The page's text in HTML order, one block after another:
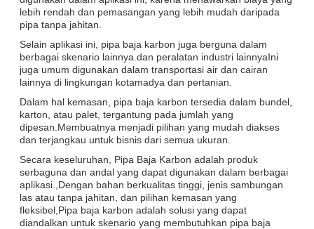
lebih rendah dan pemasangan yang lebih mudah daripada
pipa tanpa jahitan.
Selain aplikasi ini, pipa baja karbon juga berguna dalam
berbagai skenario lainnya.dan peralatan industri lainnyaIni
juga umum digunakan dalam transportasi air dan cairan
lainnya di lingkungan kotamadya dan pertanian.
Dalam hal kemasan, pipa baja karbon tersedia dalam bundel,
karton, atau palet, tergantung pada jumlah yang
dipesan.Membuatnya menjadi pilihan yang mudah diakses
dan terjangkau untuk bisnis dari semua ukuran.
Secara keseluruhan, Pipa Baja Karbon adalah produk
serbaguna dan andal yang dapat digunakan dalam berbagai
aplikasi.,Dengan bahan berkualitas tinggi, jenis sambungan
las atau tanpa jahitan, dan pilihan kemasan yang
fleksibel,Pipa baja karbon adalah solusi yang dapat
diandalkan untuk skenario yang membutuhkan pipa baja